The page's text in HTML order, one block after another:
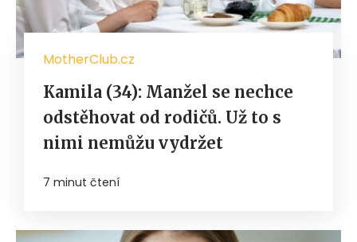
MotherClub.cz
Kamila (34): Manžel se nechce
odstěhovat od rodičů. Už to s
nimi nemůžu vydržet
7 minut čtení